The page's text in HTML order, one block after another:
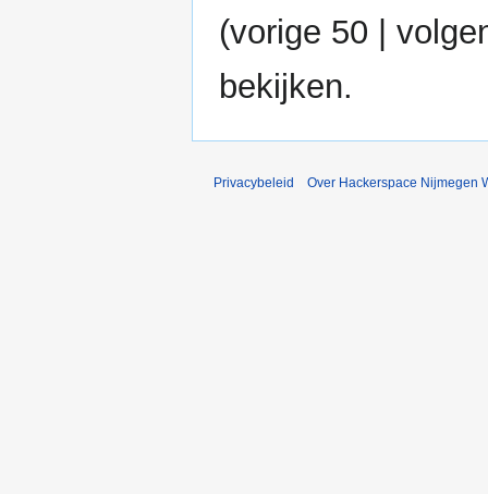
(vorige 50
bekijken.
Privacybeleid Over Hackerspace Nijmegen